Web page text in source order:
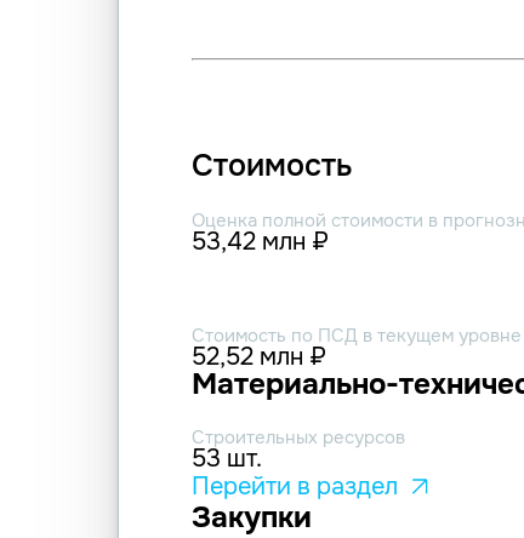
Стоимость
Оценка полной стоимости в
53,42 млн ₽
Стоимость по ПСД в текущем
52,52 млн ₽
Материально-
Строительных ресурсов
53 шт.
Перейти в раздел
Закупки